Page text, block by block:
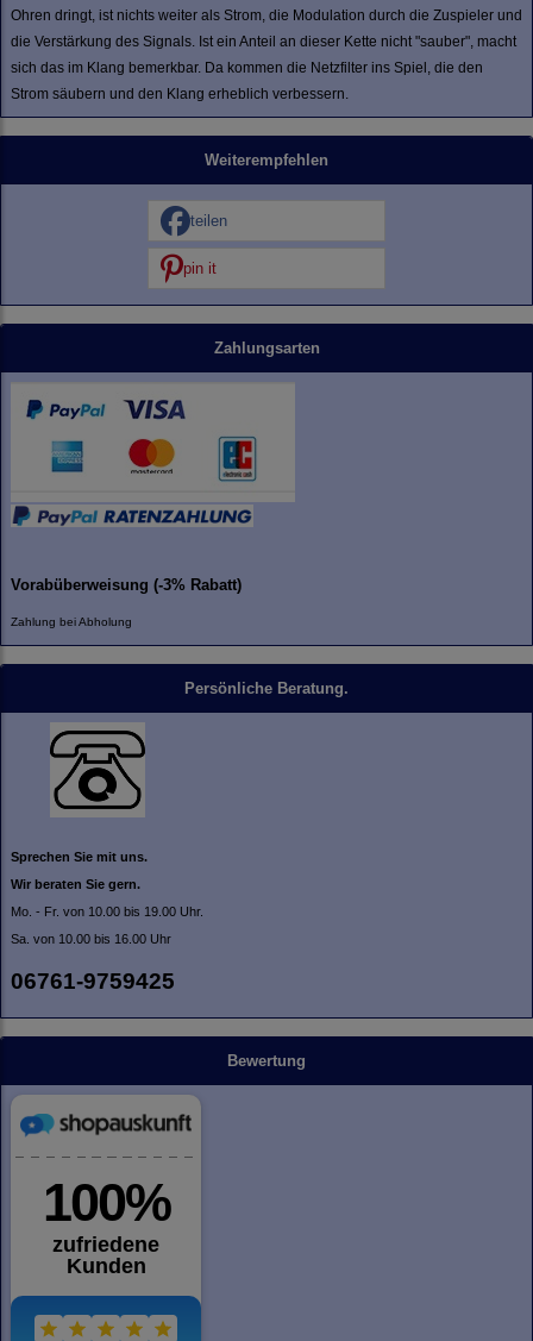
Ohren dringt, ist nichts weiter als Strom, die Modulation durch die Zuspieler und
die Verstärkung des Signals. Ist ein Anteil an dieser Kette nicht "sauber", macht
sich das im Klang bemerkbar. Da kommen die Netzfilter ins Spiel, die den
Strom säubern und den Klang erheblich verbessern.
Weiterempfehlen
teilen
pin it
Zahlungsarten
Vorabüberweisung (-3% Rabatt)
Zahlung bei Abholung
Persönliche Beratung.
Sprechen Sie mit uns.
Wir beraten Sie gern.
Mo. - Fr. von 10.00 bis 19.00 Uhr.
Sa. von 10.00 bis 16.00 Uhr
06761-9759425
Bewertung